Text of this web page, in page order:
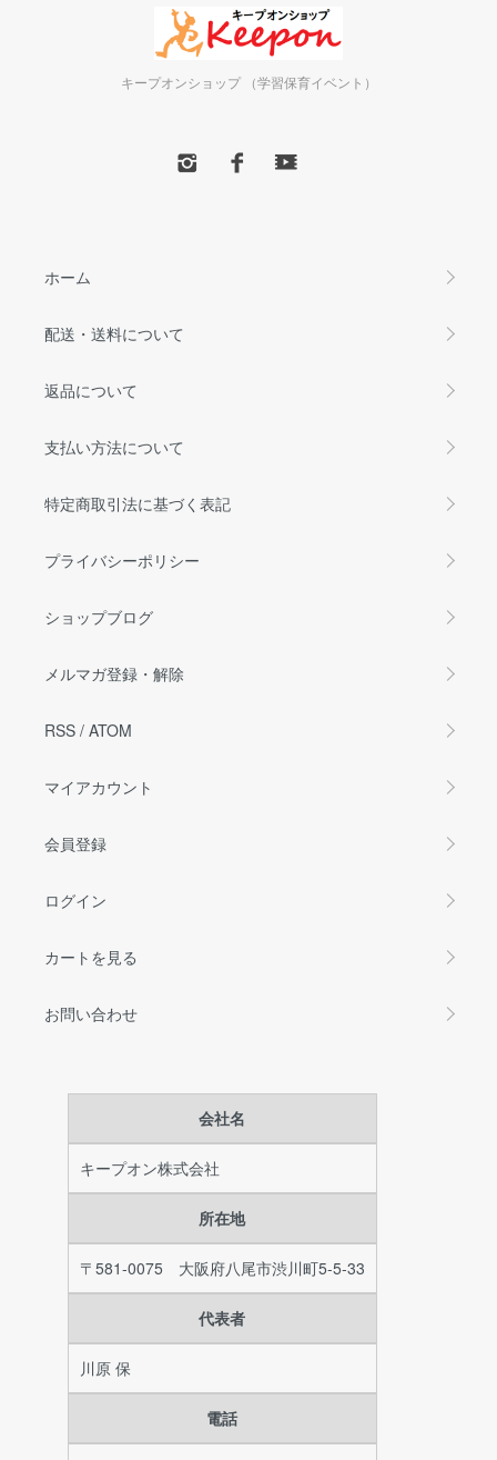
キープオンショップ （学習保育イベント）
ホーム
配送・送料について
返品について
支払い方法について
特定商取引法に基づく表記
プライバシーポリシー
ショップブログ
メルマガ登録・解除
RSS / ATOM
マイアカウント
会員登録
ログイン
カートを見る
お問い合わせ
会社名
キープオン株式会社
所在地
〒581-0075 大阪府八尾市渋川町5-5-33
代表者
川原 保
電話